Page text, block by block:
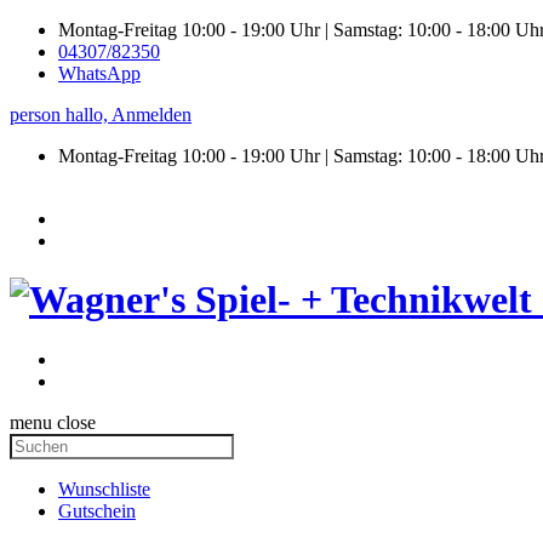
Montag-Freitag 10:00 - 19:00 Uhr | Samstag: 10:00 - 18:00
04307/82350
WhatsApp
person hallo, Anmelden
Montag-Freitag 10:00 - 19:00 Uhr | Samstag: 10:00 - 18:00
menu close
Wunschliste
Gutschein